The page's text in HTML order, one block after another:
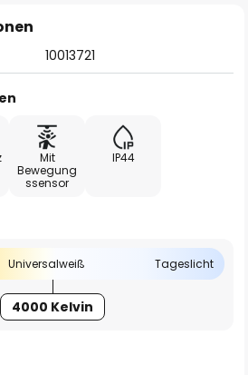
10013721
Mit
Bewegung
ssensor
IP44
Universalweiß Tageslicht
4000 Kelvin